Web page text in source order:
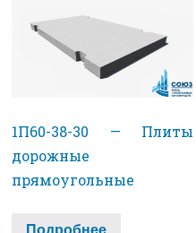
1П60-38-30 — Плиты
дорожные
прямоугольные
Подробнее